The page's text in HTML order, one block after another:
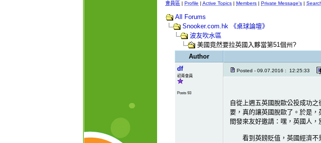
會員區 | Profile | Active Topics | Members | Private Message's |
All Forums
Snooker.com.hk 《桌球論壇》
波友吹水區
美國竟然要拉英國入夥當第51個州?
Author
df
初青會員
Posts 93
Posted - 09.07.2016 : 12:25:33
自從上週五英國脫歐公投成功
要，真的讓英國脫歐了。於是
間發來友好邀請：嘿，英國人
看到英鎊貶值，英國經濟不